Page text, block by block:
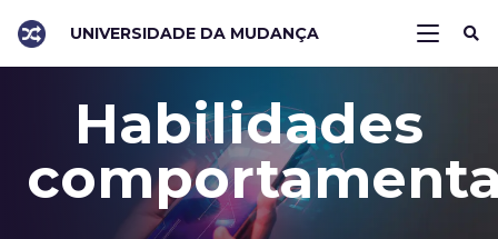
UNIVERSIDADE DA MUDANÇA
Habilidades